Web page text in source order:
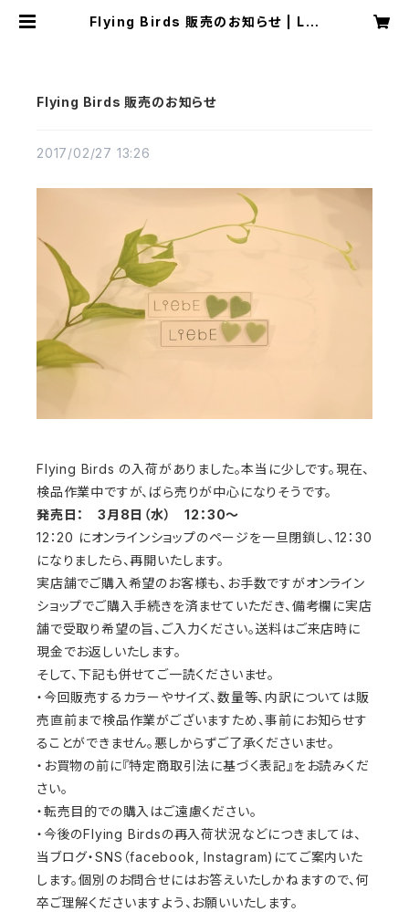
Flying Birds 販売のお知らせ | Lie
Flying Birds 販売のお知らせ
2017/02/27 13:26
Flying Birds の入荷がありました。本当に少しです。現在、
検品作業中ですが、ばら売りが中心になりそうです。
発売日：
3月8日（水） 12：30～
12：20 にオンラインショップのページを一旦閉鎖し、12：30
になりましたら、再開いたします。
実店舗でご購入希望のお客様も、お手数ですがオンライン
ショップでご購入手続きを済ませていただき、備考欄に実店
舗で受取り希望の旨、ご入力ください。送料はご来店時に
現金でお返しいたします。
そして、下記も併せてご一読くださいませ。
・今回販売するカラーやサイズ、数量等、内訳については販
売直前まで検品作業がございますため、事前にお知らせす
ることができません。悪しからずご了承くださいませ。
・お買物の前に『特定商取引法に基づく表記』をお読みくだ
さい。
・転売目的での購入はご遠慮ください。
・今後のFlying Birdsの再入荷状況などにつきましては、
当ブログ・SNS（facebook, Instagram)にてご案内いた
します。個別のお問合せにはお答えいたしかねますので、何
卒ご理解くださいますよう、お願いいたします。